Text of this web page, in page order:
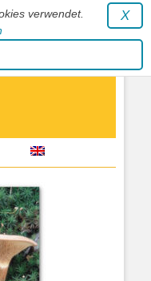
verwendet.
X
Verlag
des Lebens